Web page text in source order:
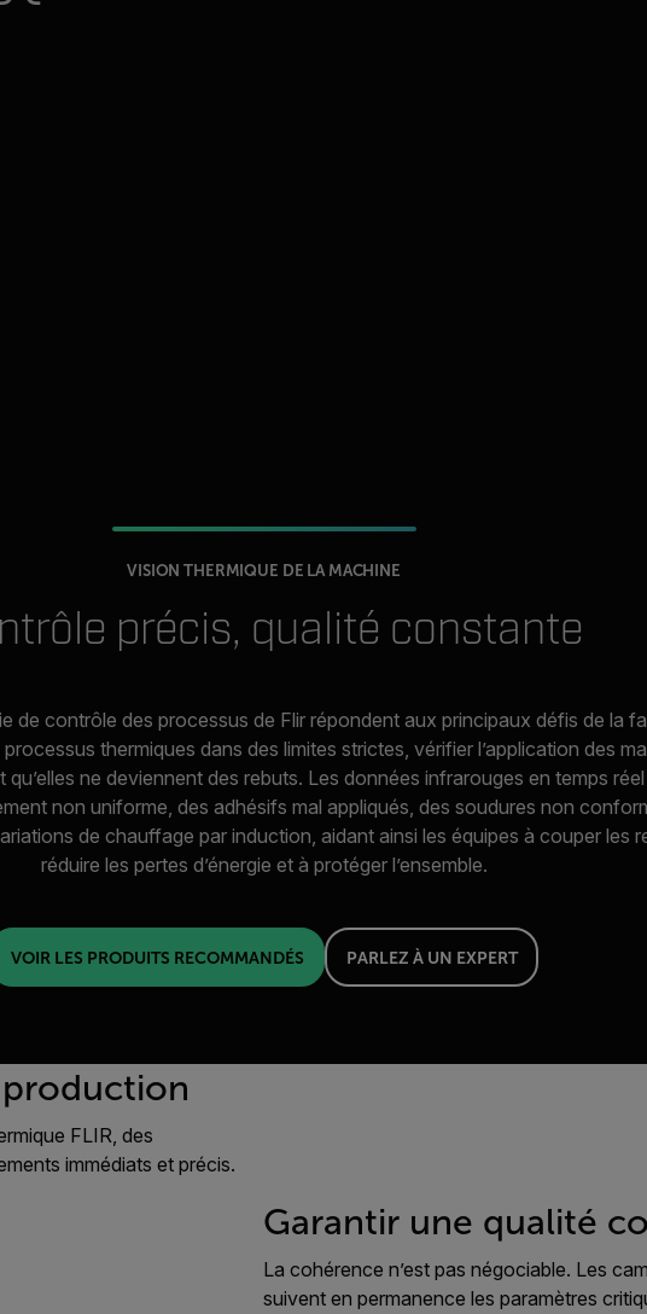
VISION THERMIQUE DE LA MACHINE
précis, qualité constante
de contrôle des processus de Flir répondent aux principaux défis de la
thermiques dans des limites strictes, vérifier l’application des
ne deviennent des rebuts. Les données infrarouges en temps
non uniforme, des adhésifs mal appliqués, des soudures non
de chauffage par induction, aidant ainsi les équipes à couper les
réduire les pertes d’énergie et à protéger l’ensemble.
VOIR LES PRODUITS RECOMMANDÉS PARLEZ À UN EXPERT
FLIR, des
immédiats et précis.
Garantir une qualité
La cohérence n’est pas négociable. Les
suivent en permanence les paramètres